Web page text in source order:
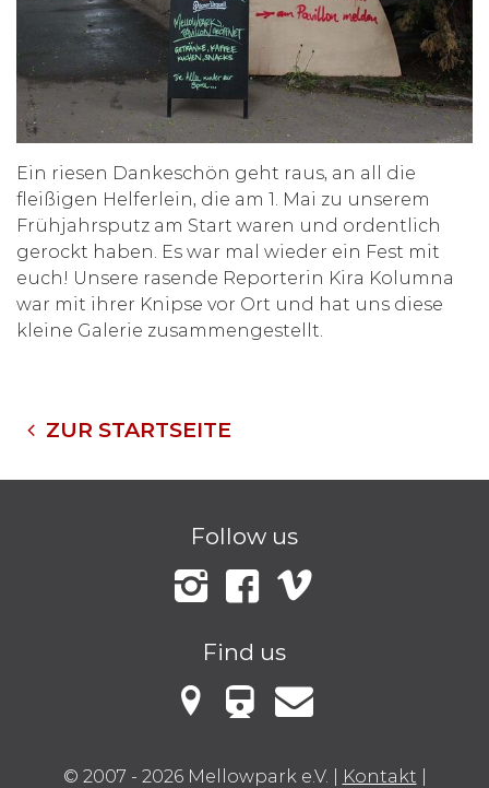
Ein riesen Dankeschön geht raus, an all die
fleißigen Helferlein, die am 1. Mai zu unserem
Frühjahrsputz am Start waren und ordentlich
gerockt haben. Es war mal wieder ein Fest mit
euch! Unsere rasende Reporterin Kira Kolumna
war mit ihrer Knipse vor Ort und hat uns diese
kleine Galerie zusammengestellt.
ZUR STARTSEITE
Follow us
Find us
VBB Fahrinfo
© 2007 - 2026 Mellowpark e.V. Kontakt